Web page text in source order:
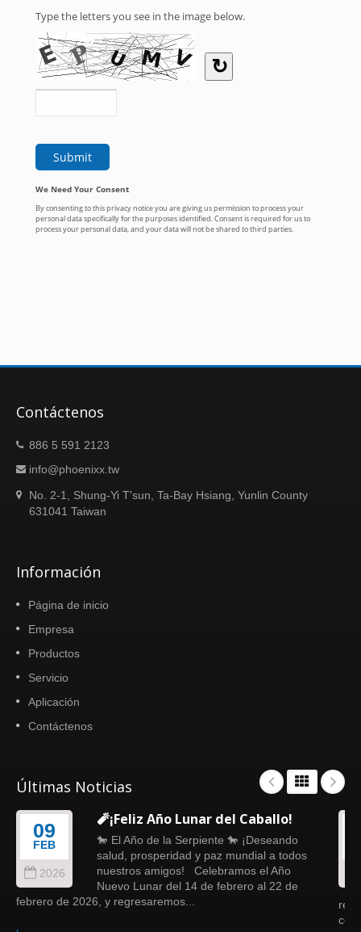
Contáctenos
886 5 591 2123
info@phoenixx.tw
No. 2-1, Shung-Yi T'sun, Ta-Bay Hsiang, Yunlin County
631041 Taiwan
Información
Página de inicio
Empresa
Productos
Servicio
Aplicación
Contáctenos
Últimas Noticias
09
FEB
2026
🧨¡Feliz Año Lunar del Caballo!
🐎 El Año de la Serpiente 🐎 ¡Deseando
salud, prosperidad y paz mundial a todos
nuestros amigos! Celebramos el Año
Nuevo Lunar del 14 de febrero al 22 de
febrero de 2026, y regresaremos...